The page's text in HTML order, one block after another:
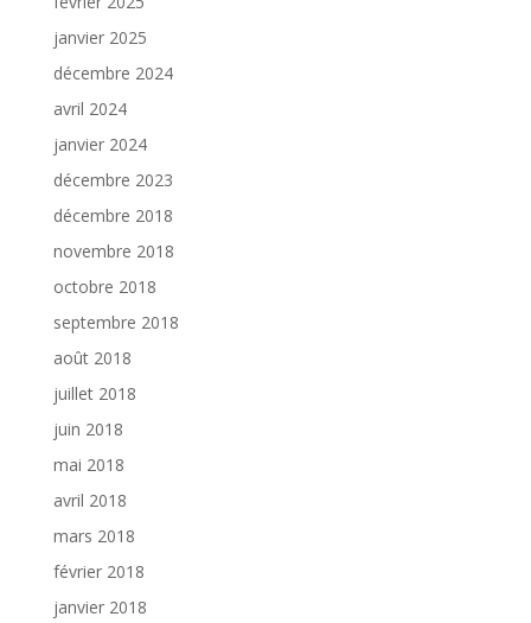
janvier 2025
décembre 2024
avril 2024
janvier 2024
décembre 2023
décembre 2018
novembre 2018
octobre 2018
septembre 2018
août 2018
juillet 2018
juin 2018
mai 2018
avril 2018
mars 2018
février 2018
janvier 2018